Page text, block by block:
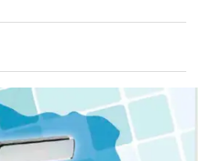
Como el perro y el
Equipo de
Operación Viuda
La Rioja
País Vasco
Elecciones